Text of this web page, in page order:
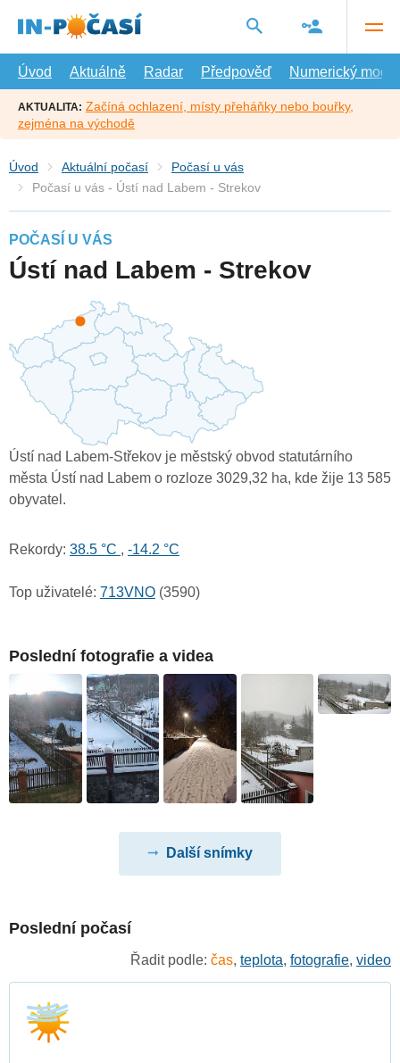
hlavní
Úvod
Aktuálně Radar Předpověď Numerický model
AKTUALITA: Začíná ochlazení, místy přeháňky nebo bouřky,
zejména na východě
Úvod Aktuální počasí
Počasí u vás
Počasí u vás - Ústí nad Labem - Strekov
POČASÍ U VÁS
Ústí nad Labem - Strekov
Ústí nad Labem-Střekov je městský obvod statutárního
města Ústí nad Labem o rozloze 3029,32 ha, kde žije 13 585
obyvatel.
Rekordy: 38.5 °C , -14.2 °C
Top uživatelé: 713VNO (3590)
Poslední fotografie a videa
Další snímky
Poslední počasí
Řadit podle: čas, teplota, fotografie, video